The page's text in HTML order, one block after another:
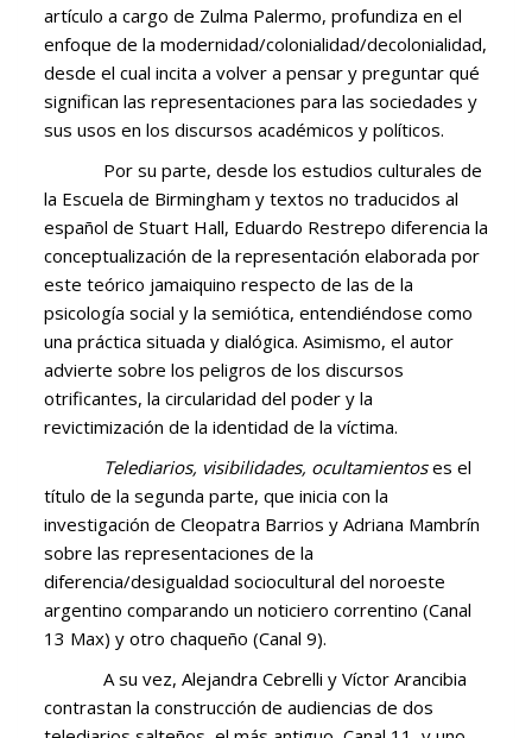
artículo a cargo de Zulma Palermo, profundiza en el
enfoque de la modernidad/colonialidad/decolonialidad,
desde el cual incita a volver a pensar y preguntar qué
significan las representaciones para las sociedades y
sus usos en los discursos académicos y políticos.
Por su parte, desde los estudios culturales de
la Escuela de Birmingham y textos no traducidos al
español de Stuart Hall, Eduardo Restrepo diferencia la
conceptualización de la representación elaborada por
este teórico jamaiquino respecto de las de la
psicología social y la semiótica, entendiéndose como
una práctica situada y dialógica. Asimismo, el autor
advierte sobre los peligros de los discursos
otrificantes, la circularidad del poder y la
revictimización de la identidad de la víctima.
Telediarios, visibilidades, ocultamientoses el
título de la segunda parte, que inicia con la
investigación de Cleopatra Barrios y Adriana Mambrín
sobre las representaciones de la
diferencia/desigualdad sociocultural del noroeste
argentino comparando un noticiero correntino (Canal
13 Max) y otro chaqueño (Canal 9).
A su vez, Alejandra Cebrelli y Víctor Arancibia
contrastan la construcción de audiencias de dos